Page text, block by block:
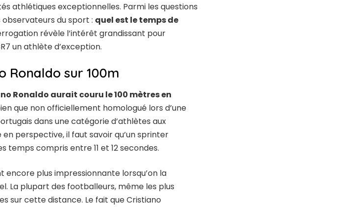
athlétiques exceptionnelles. Parmi les questions
du sport : quel est le temps de
révèle l’intérêt grandissant pour
un athlète d’exception.
Ronaldo sur 100m
Ronaldo aurait couru le 100 mètres en
que non officiellement homologué lors d’une
dans une catégorie d’athlètes aux
perspective, il faut savoir qu’un sprinter
compris entre 11 et 12 secondes.
plus impressionnante lorsqu’on la
La plupart des footballeurs, même les plus
sur cette distance. Le fait que Cristiano